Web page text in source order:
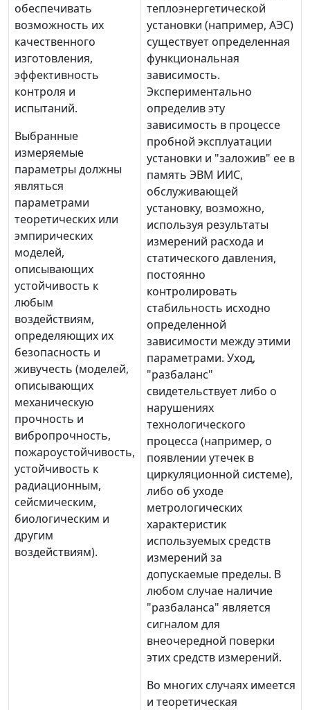
обеспечивать
возможность их
качественного
изготовления,
эффективность
контроля и
испытаний.
Выбранные
измеряемые
параметры должны
являться
параметрами
теоретических или
эмпирических
моделей,
описывающих
устойчивость к
любым
воздействиям,
определяющих их
безопасность и
живучесть (моделей,
описывающих
механическую
прочность и
вибропрочность,
пожароустойчивость,
устойчивость к
радиационным,
сейсмическим,
биологическим и
другим
воздействиям).
теплоэнергетической
установки (например, АЭС)
существует определенная
функциональная
зависимость.
Экспериментально
определив эту
зависимость в процессе
пробной эксплуатации
установки и "заложив" ее в
память ЭВМ ИИС,
обслуживающей
установку, возможно,
используя результаты
измерений расхода и
статического давления,
постоянно
контролировать
стабильность исходно
определенной
зависимости между этими
параметрами. Уход,
"разбаланс"
свидетельствует либо о
нарушениях
технологического
процесса (например, о
появлении утечек в
циркуляционной системе),
либо об уходе
метрологических
характеристик
используемых средств
измерений за
допускаемые пределы. В
любом случае наличие
"разбаланса" является
сигналом для
внеочередной поверки
этих средств измерений.
Во многих случаях имеется
и теоретическая